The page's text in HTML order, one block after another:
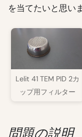
を当てたいと思い
Lelit 41 TEM PID 2カ
ップ用フィルター